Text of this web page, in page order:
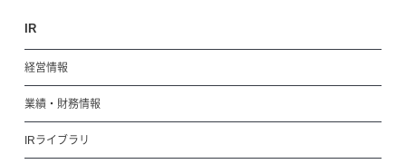
IR
経営情報
業績・財務情報
IRライブラリ